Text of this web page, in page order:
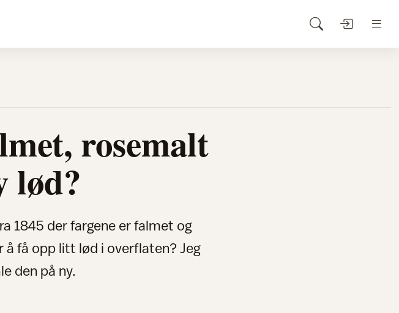
rosemalt
lød?
1845 der fargene er falmet og
få opp litt lød i overflaten? Jeg
den på ny.